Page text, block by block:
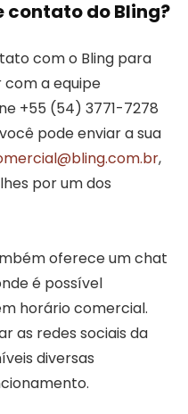
contato do Bling?
com o Bling para
com a equipe
+55 (54) 3771-7278
você pode enviar a sua
,
por um dos
oferece um chat
é possível
horário comercial.
as redes sociais da
diversas